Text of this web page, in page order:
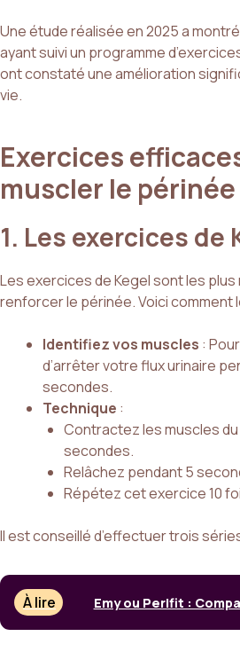
Une étude réalisée en 2025 a
ayant suivi un programme
ont constaté une amélioration
vie.
Exercices
muscler le périnée
1. Les exercices de
Les exercices de Kegel sont les
renforcer le périnée. Voici comment
Identifiez vos muscles :
d’arrêter votre flux urinaire
secondes.
Technique :
Contractez les muscles
secondes.
Relâchez pendant 5
Répétez cet exercice 10
Il est conseillé d’effectuer trois
À lire Emy ou Perifit :